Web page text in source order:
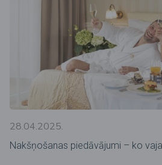
28.04.2025.
Nakšņošanas piedāvājumi – ko